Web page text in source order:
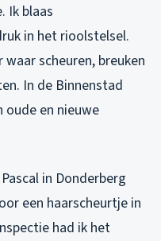
Ik blaas
in het rioolstelsel.
scheuren, breuken
In de Binnenstad
oude en nieuwe
in Donderberg
een haarscheurtje in
had ik het